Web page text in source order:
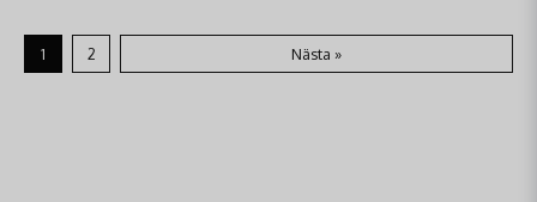
1 2 Nästa »